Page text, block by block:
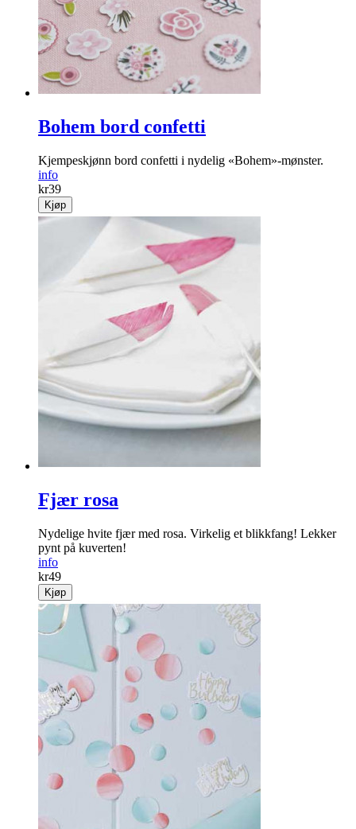
Bohem bord confetti
Kjempeskjønn bord confetti i nydelig «Bohem»-mønster.
info
kr39
Kjøp
Fjær rosa
Nydelige hvite fjær med rosa. Virkelig et blikkfang! Lekker
pynt på kuverten!
info
kr49
Kjøp